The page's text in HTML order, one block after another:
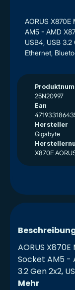
AORUS X870E
AM5 - AMD
USB4, USB 3.2
Ethernet,
25N20997
Ean
Hersteller
Gigabyte
X870E
AORUS
Socket AM5 -
3.2 Gen 2x2,
Mehr